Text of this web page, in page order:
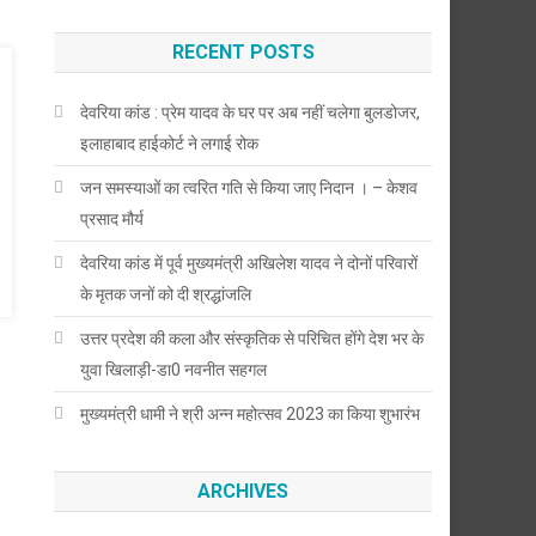
RECENT POSTS
देवरिया कांड : प्रेम यादव के घर पर अब नहीं चलेगा बुलडोजर,
इलाहाबाद हाईकोर्ट ने लगाई रोक
जन समस्याओं का त्वरित गति से किया जाए निदान । – केशव
प्रसाद मौर्य
देवरिया कांड में पूर्व मुख्यमंत्री अखिलेश यादव ने दोनों परिवारों
के मृतक जनों को दी श्रद्धांजलि
उत्तर प्रदेश की कला और संस्कृतिक से परिचित होंगे देश भर के
युवा खिलाड़ी-डा0 नवनीत सहगल
मुख्यमंत्री धामी ने श्री अन्न महोत्सव 2023 का किया शुभारंभ
ARCHIVES